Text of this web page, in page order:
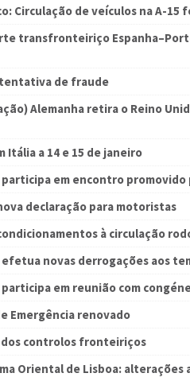
Circulação de veículos na A-15
transfronteiriço
de fraude
Alemanha retira o Reino
Itália a 14 e 15 de janeiro
participa em encontro promovido
declaração para motoristas
à circulação
efetua novas derrogações aos
participa em reunião com
Emergência renovado
controlos fronteiriços
Oriental de Lisboa: alterações